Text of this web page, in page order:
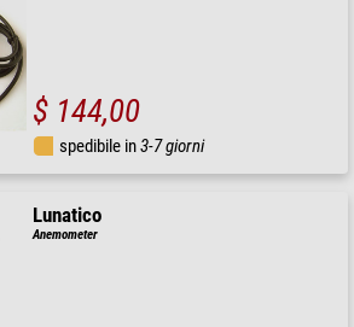
$ 144,00
spedibile in3-7 giorni
Lunatico
Anemometer